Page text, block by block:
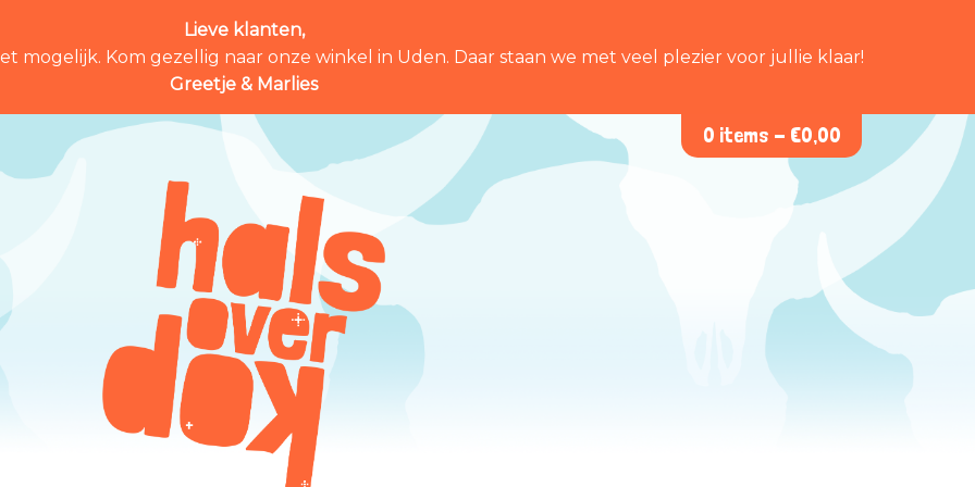
Lieve klanten,
mogelijk. Kom gezellig naar onze winkel in Uden. Daar staan we met veel plezier voor jullie klaar!
Greetje & Marlies
0 items - €0,00